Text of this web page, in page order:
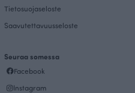
Tietosuojaseloste
Saavutettavuusseloste
Seuraa somessa
Facebook
Instagram